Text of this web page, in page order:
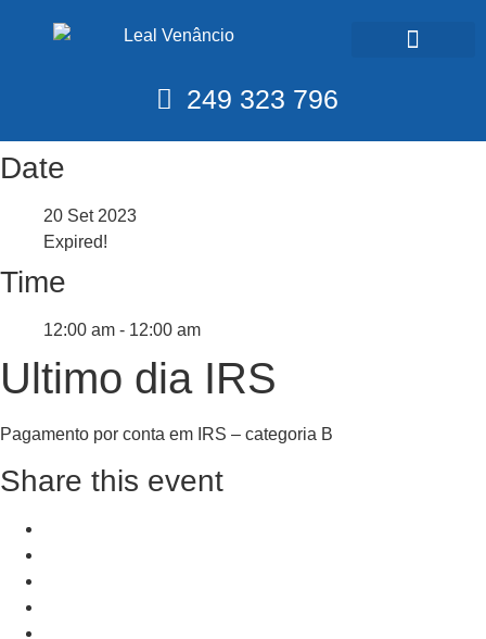
249 323 796
Date
20 Set 2023
Expired!
Time
12:00 am - 12:00 am
Ultimo dia IRS
Pagamento por conta em IRS – categoria B
Share this event